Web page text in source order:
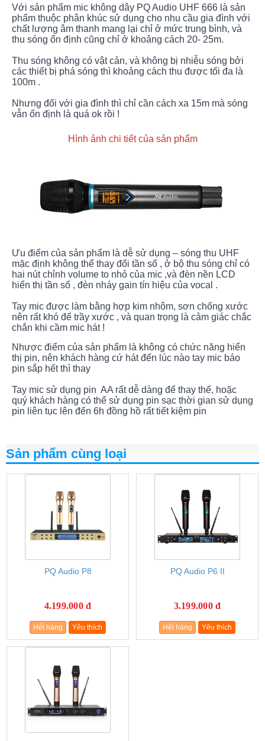
Với sản phẩm mic không dây PQ Audio UHF 666 là sản
phẩm thuộc phân khúc sử dụng cho nhu cầu gia đình với
chất lượng âm thanh mang lại chỉ ở mức trung bình, và
thu sóng ổn định cũng chỉ ở khoảng cách 20- 25m.
Thu sóng không có vật cản, và không bị nhiễu sóng bởi
các thiết bị phá sóng thì khoảng cách thu được tối đa là
100m .
Nhưng đối với gia đình thì chỉ cần cách xa 15m mà sóng
vẫn ổn định là quá ok rồi !
Hình ảnh chi tiết của sản phẩm
Ưu điểm của sản phẩm là dễ sử dụng – sóng thu UHF
mặc định không thể thay đổi tần số , ở bộ thu sóng chỉ có
hai nút chỉnh volume to nhỏ của mic ,và đèn nền LCD
hiển thị tần số , đèn nháy gain tín hiệu của vocal .
Tay mic được làm bằng hợp kim nhôm, sơn chống xước
nên rất khó để trầy xước , và quan trọng là cảm giác chắc
chắn khi cầm mic hát !
Nhược điểm của sản phẩm là không có chức năng hiển
thị pin, nên khách hàng cứ hát đến lúc nào tay mic báo
pin sắp hết thì thay
Tay mic sử dụng pin AA rất dễ dàng để thay thế, hoặc
quý khách hàng có thể sử dụng pin sạc thời gian sử dụng
pin liên tục lên đến 6h đồng hồ rất tiết kiệm pin
Sản phẩm cùng loại
PQ Audio P8
4.199.000 đ
Hết hàng Yêu thích
PQ Audio P6 II
3.199.000 đ
Hết hàng Yêu thích